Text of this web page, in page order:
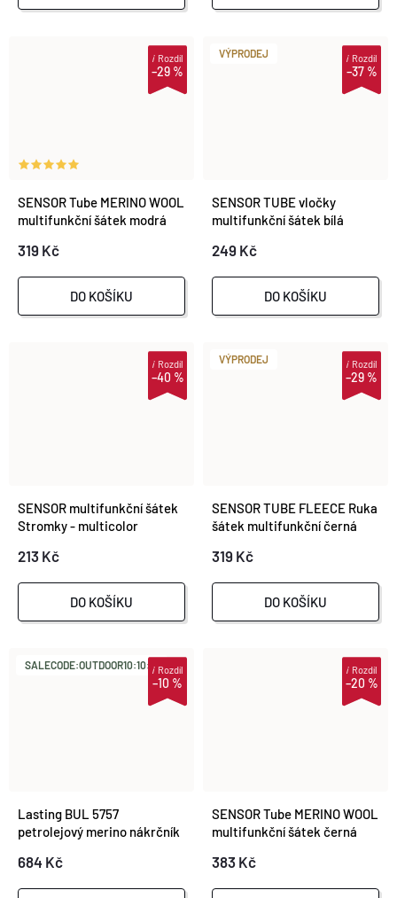
–29 %
iRozdíl
SENSOR Tube MERINO WOOL
multifunkční šátek modrá
319 Kč
DO KOŠÍKU
VÝPRODEJ
–37 %
iRozdíl
SENSOR TUBE vločky
multifunkční šátek bílá
249 Kč
DO KOŠÍKU
–40 %
iRozdíl
SENSOR multifunkční šátek
Stromky - multicolor
213 Kč
DO KOŠÍKU
VÝPRODEJ
–29 %
iRozdíl
SENSOR TUBE FLEECE Ruka
šátek multifunkční černá
319 Kč
DO KOŠÍKU
SALECODE:OUTDOOR10:10:%
–10 %
iRozdíl
Lasting BUL 5757
petrolejový merino nákrčník
684 Kč
–20 %
iRozdíl
SENSOR Tube MERINO WOOL
multifunkční šátek černá
383 Kč